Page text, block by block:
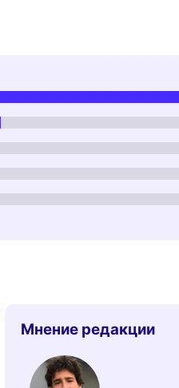
Мнение редакции